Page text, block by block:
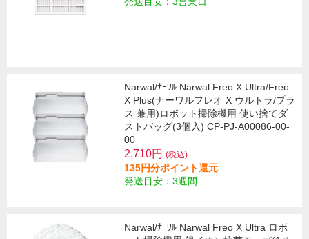
Narwal/ﾅｰﾜﾙ Narwal Freo X Ultra/Freo
X Plus(ナーワルフレオ X ウルトラ/プラ
ス 兼用)ロボット掃除機用 使い捨てダ
ストバッグ(3個入) CP-PJ-A00086-00-
00
2,710円 (税込)
135円分ポイント還元
発送目安：3週間
Narwal/ﾅｰﾜﾙ Narwal Freo X Ultra ロボ